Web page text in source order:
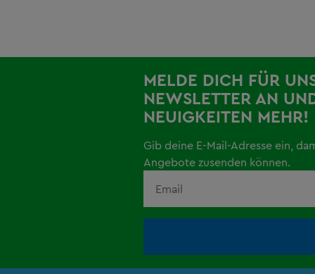
MELDE DICH FÜR
NEWSLETTER AN
NEUIGKEITEN MEHR!
Gib deine E-Mail-Adresse ein,
Angebote zusenden können.